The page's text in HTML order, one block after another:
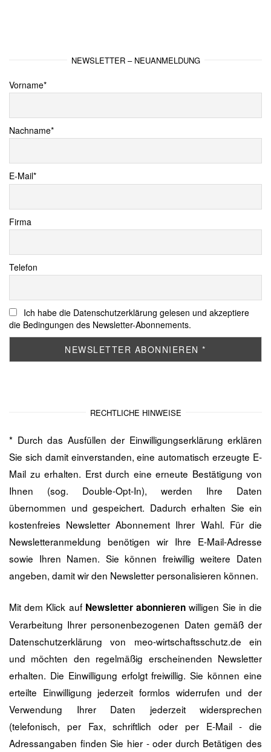
NEWSLETTER – NEUANMELDUNG
Vorname*
Nachname*
E-Mail*
Firma
Telefon
Ich habe die Datenschutzerklärung gelesen und akzeptiere
die Bedingungen des Newsletter-Abonnements.
RECHTLICHE HINWEISE
* Durch das Ausfüllen der Einwilligungserklärung erklären
Sie sich damit einverstanden, eine automatisch erzeugte E-
Mail zu erhalten. Erst durch eine erneute Bestätigung von
Ihnen (sog. Double-Opt-In), werden Ihre Daten
übernommen und gespeichert. Dadurch erhalten Sie ein
kostenfreies Newsletter Abonnement Ihrer Wahl. Für die
Newsletteranmeldung benötigen wir Ihre E-Mail-Adresse
sowie Ihren Namen. Sie können freiwillig weitere Daten
angeben, damit wir den Newsletter personalisieren können.
Mit dem Klick auf Newsletter abonnieren willigen Sie in die
Verarbeitung Ihrer personenbezogenen Daten gemäß der
Datenschutzerklärung von meo-wirtschaftsschutz.de ein
und möchten den regelmäßig erscheinenden Newsletter
erhalten. Die Einwilligung erfolgt freiwillig. Sie können eine
erteilte Einwilligung jederzeit formlos widerrufen und der
Verwendung Ihrer Daten jederzeit widersprechen
(telefonisch, per Fax, schriftlich oder per E-Mail - die
Adressangaben finden Sie hier- oder durch Betätigen des